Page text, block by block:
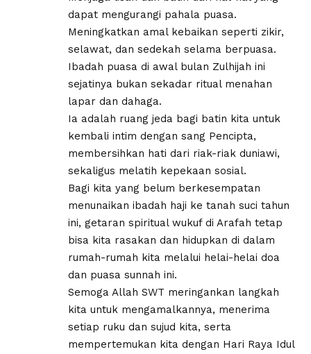
dapat mengurangi pahala puasa.
​Meningkatkan amal kebaikan seperti zikir,
selawat, dan sedekah selama berpuasa.
Ibadah puasa di awal bulan Zulhijah ini
sejatinya bukan sekadar ritual menahan
lapar dan dahaga.
Ia adalah ruang jeda bagi batin kita untuk
kembali intim dengan sang Pencipta,
membersihkan hati dari riak-riak duniawi,
sekaligus melatih kepekaan sosial.
Bagi kita yang belum berkesempatan
menunaikan ibadah haji ke tanah suci tahun
ini, getaran spiritual wukuf di Arafah tetap
bisa kita rasakan dan hidupkan di dalam
rumah-rumah kita melalui helai-helai doa
dan puasa sunnah ini.
Semoga Allah SWT meringankan langkah
kita untuk mengamalkannya, menerima
setiap ruku dan sujud kita, serta
mempertemukan kita dengan Hari Raya Idul